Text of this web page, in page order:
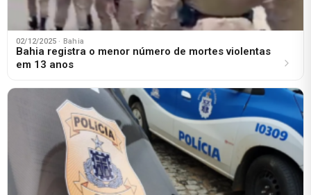
02/12/2025 · Bahia
Bahia registra o menor número de mortes violentas
em 13 anos